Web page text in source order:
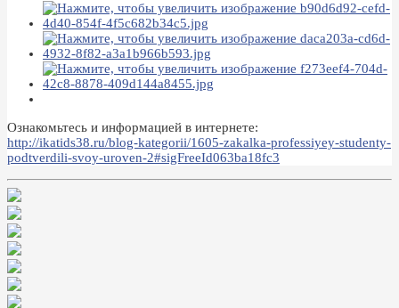
Ознакомьтесь и информацией в интернете:
http://ikatids38.ru/blog-kategorii/1605-zakalka-professiyey-studenty-
podtverdili-svoy-uroven-2#sigFreeId063ba18fc3